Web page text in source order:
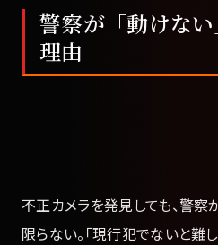
警察が「動けな
理由
不正カメラを発見しても、警察
限らない。「現行犯でないと難